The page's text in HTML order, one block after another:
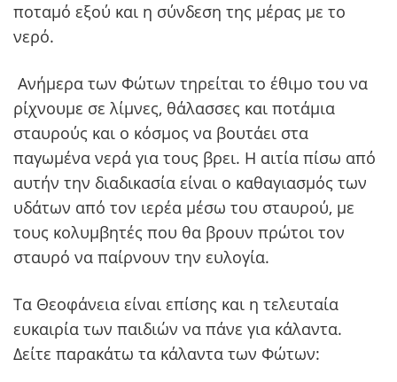
ποταμό εξού και η σύνδεση της μέρας με το
νερό.
Ανήμερα των Φώτων τηρείται το έθιμο του να
ρίχνουμε σε λίμνες, θάλασσες και ποτάμια
σταυρούς και ο κόσμος να βουτάει στα
παγωμένα νερά για τους βρει. Η αιτία πίσω από
αυτήν την διαδικασία είναι ο καθαγιασμός των
υδάτων από τον ιερέα μέσω του σταυρού, με
τους κολυμβητές που θα βρουν πρώτοι τον
σταυρό να παίρνουν την ευλογία.
Τα Θεοφάνεια είναι επίσης και η τελευταία
ευκαιρία των παιδιών να πάνε για κάλαντα.
Δείτε παρακάτω τα κάλαντα των Φώτων: